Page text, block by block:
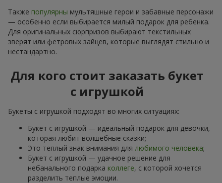
Также популярны мультяшные герои и забавные персонажи
— особенно если выбирается милый подарок для ребенка.
Для оригинальных сюрпризов выбирают текстильных
зверят или фетровых зайцев, которые выглядят стильно и
нестандартно.
Для кого стоит заказать букет
с игрушкой
Букеты с игрушкой подходят во многих ситуациях:
Букет с игрушкой — идеальный подарок для девочки,
которая любит волшебные сказки;
Это теплый знак внимания для любимого человека;
Букет с игрушкой — удачное решение для
небанального подарка коллеге, с которой хочется
разделить теплые эмоции.